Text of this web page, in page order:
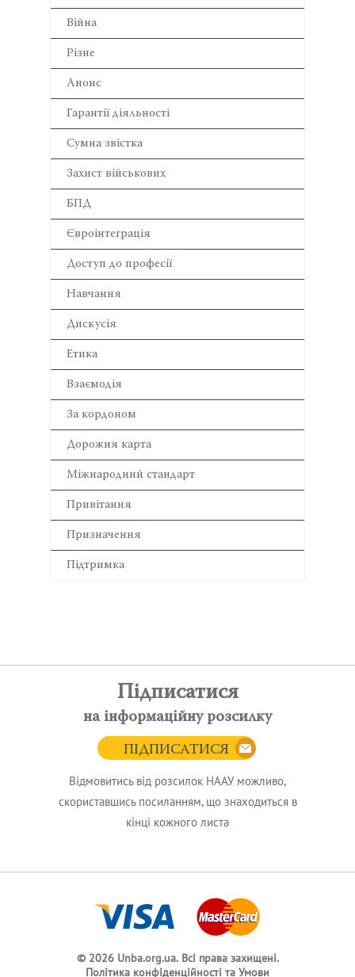
Війна
Різне
Анонс
Гарантії діяльності
Сумна звістка
Захист військових
БПД
Євроінтеграція
Доступ до професії
Навчання
Дискусія
Етика
Взаємодія
За кордоном
Дорожня карта
Міжнародний стандарт
Привітання
Призначення
Підтримка
Підписатися
на інформаційну розсилку
ПІДПИСАТИСЯ
Відмовитись від розсилок НААУ можливо,
скориставшись посиланням, що знаходиться в
кінці кожного листа
© 2026 Unba.org.ua. Всі права захищені.
Політика конфіденційності та Умови